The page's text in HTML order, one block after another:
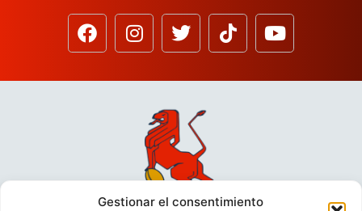
Gestionar el consentimiento